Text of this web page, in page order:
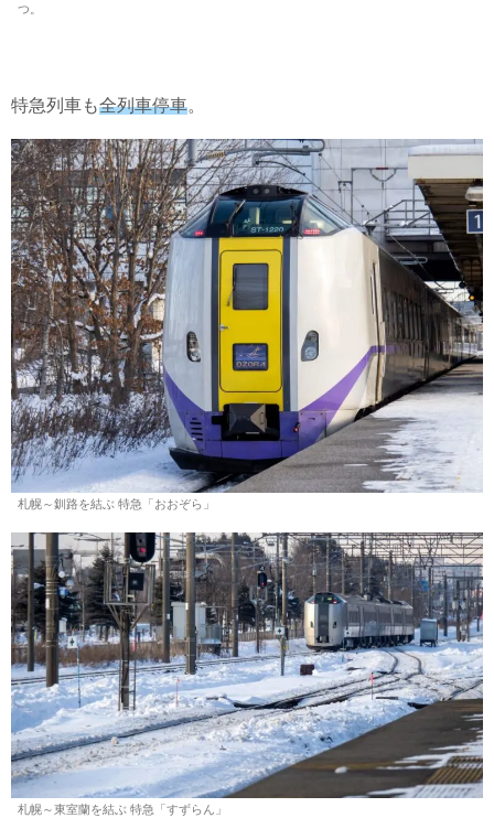
つ。
特急列車も全列車停車。
札幌～釧路を結ぶ 特急「おおぞら」
札幌～東室蘭を結ぶ 特急「すずらん」